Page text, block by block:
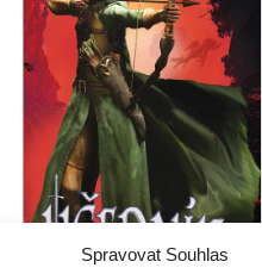
Spravovat Souhlas